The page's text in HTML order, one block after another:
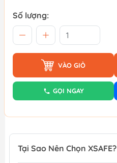
Số lượng:
VÀO GIỎ
GỌI NGAY
Tại Sao Nên Chọn XSAFE?